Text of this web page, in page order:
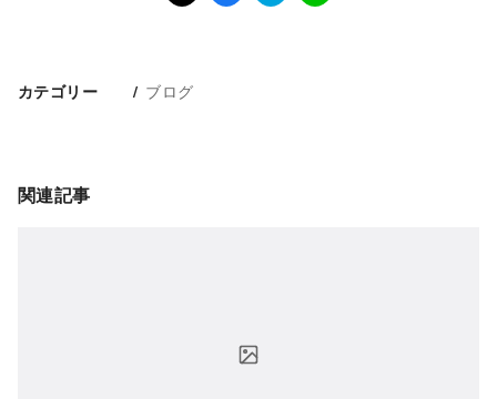
カテゴリー ブログ
関連記事